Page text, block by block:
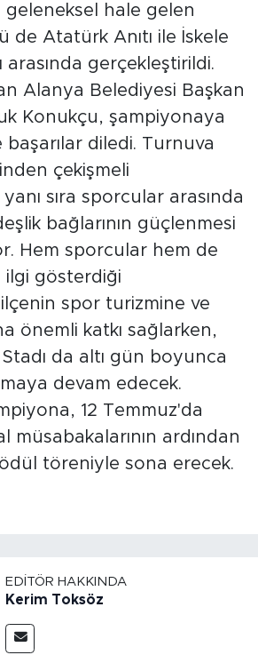
hale gelen
de Atatürk Anıtı ile İskele
arasında gerçekleştirildi.
Alanya Belediyesi Başkan
Konukçu, şampiyonaya
başarılar diledi. Turnuva
çekişmeli
yanı sıra sporcular arasında
bağlarının güçlenmesi
Hem sporcular hem de
ilgi gösterdiği
spor turizmine ve
önemli katkı sağlarken,
da altı gün boyunca
devam edecek.
12 Temmuz'da
müsabakalarının ardından
töreniyle sona erecek.
EDITÖR HAKKINDA
Kerim Toksöz